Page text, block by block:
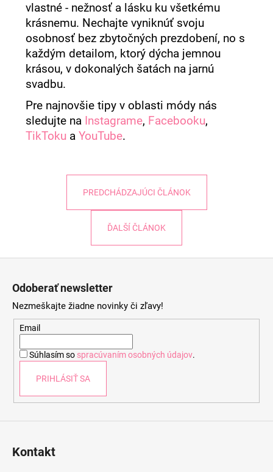
vlastné - nežnosť a lásku ku všetkému
krásnemu. Nechajte vyniknúť svoju
osobnosť bez zbytočných prezdobení, no s
každým detailom, ktorý dýcha jemnou
krásou, v dokonalých šatách na jarnú
svadbu.
Pre najnovšie tipy v oblasti módy nás
sledujte na Instagrame, Facebooku,
TikToku aYouTube.
PREDCHÁDZAJÚCI ČLÁNOK
ĎALŠÍ ČLÁNOK
Odoberať newsletter
Nezmeškajte žiadne novinky či zľavy!
Email
Súhlasím so spracúvaním osobných údajov.
PRIHLÁSIŤ SA
Kontakt